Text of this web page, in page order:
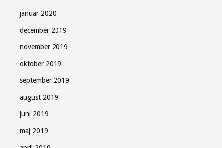
januar 2020
december 2019
november 2019
oktober 2019
september 2019
august 2019
juni 2019
maj 2019